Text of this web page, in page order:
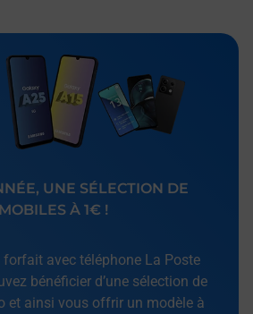
UNE SÉLECTION DE
MOBILES À 1€ !
forfait avec téléphone La Poste
bénéficier d’une sélection de
et ainsi vous offrir un modèle à